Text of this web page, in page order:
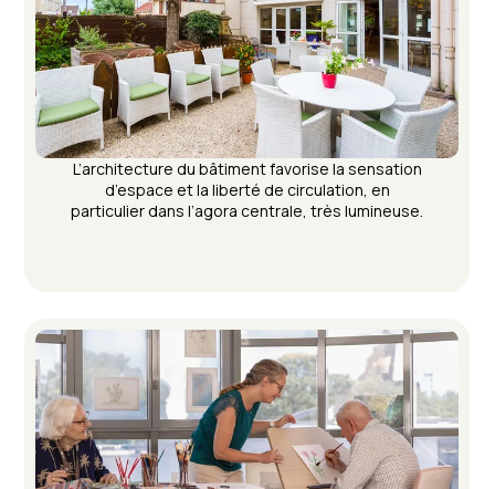
L’architecture du bâtiment favorise la sensation
d’espace et la liberté de circulation, en
particulier dans l’agora centrale, très lumineuse.